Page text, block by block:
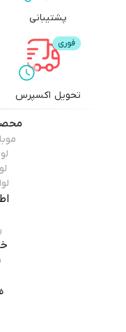
پشتیبانی
تحویل اکسپرس